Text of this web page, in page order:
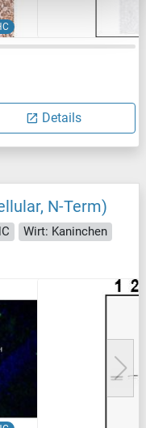
Details
N-Term)
Wirt: Kaninchen